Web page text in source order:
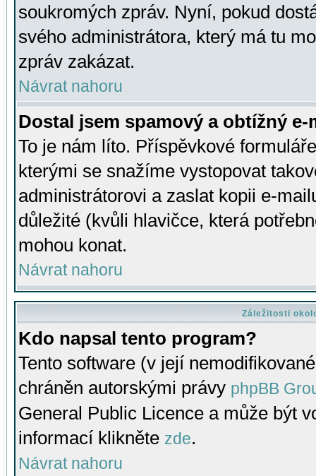
soukromých zpráv. Nyní, pokud
svého administrátora, který má tu
zpráv zakázat.
Návrat nahoru
Dostal jsem spamový a obtížný
To je nám líto. Příspěvkové
kterými se snažíme vystopovat
administrátorovi a zaslat kopii e-
důležité (kvůli hlavičce, která
mohou konat.
Návrat nahoru
Záležitosti
Kdo napsal tento program?
Tento software (v její
chráněn autorskými právy phpBB
General Public Licence a může být
informací klikněte zde.
Návrat nahoru